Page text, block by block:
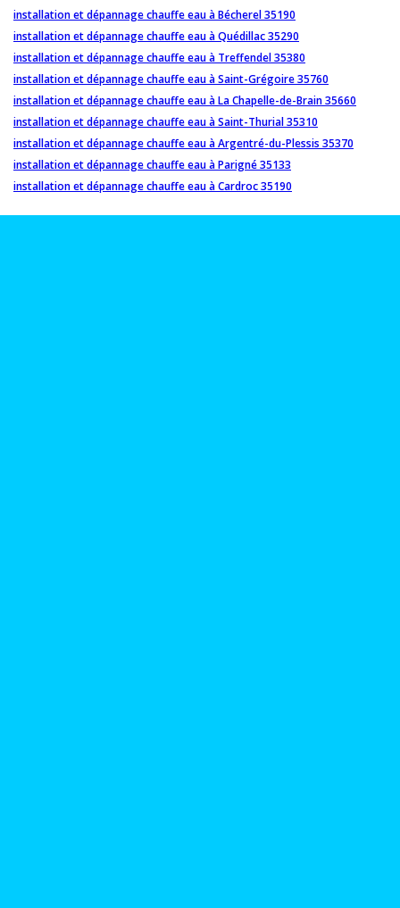
installation et dépannage chauffe eau à Bécherel 35190
installation et dépannage chauffe eau à Quédillac 35290
installation et dépannage chauffe eau à Treffendel 35380
installation et dépannage chauffe eau à Saint-Grégoire 35760
installation et dépannage chauffe eau à La Chapelle-de-Brain 35660
installation et dépannage chauffe eau à Saint-Thurial 35310
installation et dépannage chauffe eau à Argentré-du-Plessis 35370
installation et dépannage chauffe eau à Parigné 35133
installation et dépannage chauffe eau à Cardroc 35190